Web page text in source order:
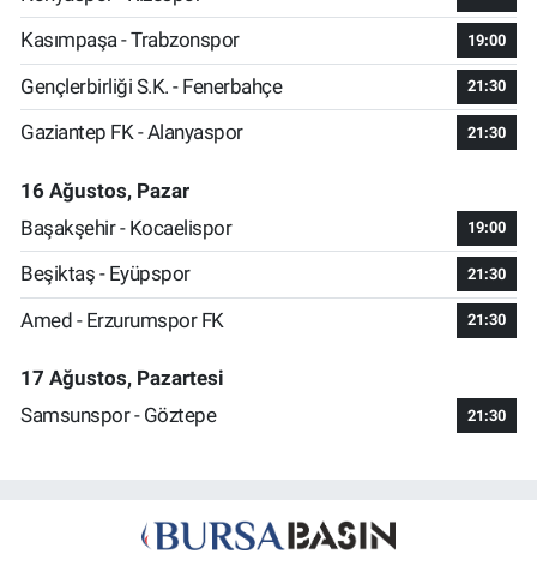
Kasımpaşa - Trabzonspor 19:00
Gençlerbirliği S.K. - Fenerbahçe 21:30
Gaziantep FK - Alanyaspor 21:30
16 Ağustos, Pazar
Başakşehir - Kocaelispor
19:00
Beşiktaş - Eyüpspor 21:30
Amed - Erzurumspor FK 21:30
17 Ağustos, Pazartesi
Samsunspor - Göztepe
21:30